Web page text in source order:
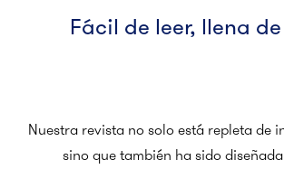
Fácil de leer, llena
Nuestra revista no solo está repleta de
sino que también ha sido